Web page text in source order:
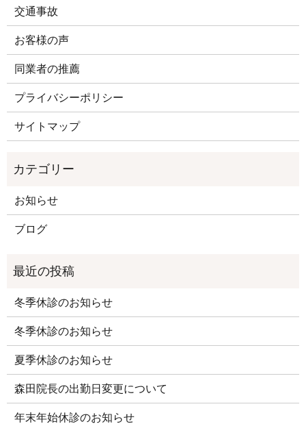
交通事故
お客様の声
同業者の推薦
プライバシーポリシー
サイトマップ
お知らせ
ブログ
冬季休診のお知らせ
冬季休診のお知らせ
夏季休診のお知らせ
森田院長の出勤日変更について
年末年始休診のお知らせ